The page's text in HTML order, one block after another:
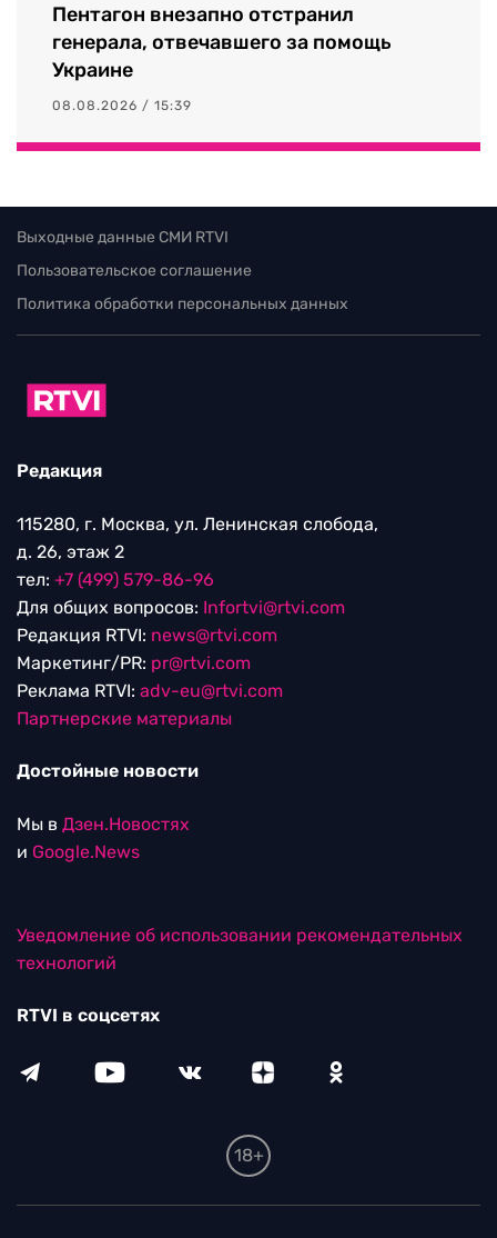
Пентагон внезапно отстранил
генерала, отвечавшего за помощь
Украине
08.08.2026 / 15:39
Выходные данные СМИ RTVI
Пользовательское соглашение
Политика обработки персональных данных
Редакция
115280, г. Москва, ул. Ленинская слобода,
д. 26, этаж 2
тел: +7 (499) 579-86-96
Для общих вопросов: Infortvi@rtvi.com
Редакция RTVI: news@rtvi.com
Маркетинг/PR: pr@rtvi.com
Реклама RTVI: adv-eu@rtvi.com
Партнерские материалы
Достойные новости
Мы в Дзен.Новостях
и Google.News
Уведомление об использовании рекомендательных
технологий
RTVI в соцсетях
18+